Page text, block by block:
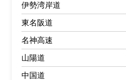
伊勢湾岸道
東名阪道
名神高速
山陽道
中国道